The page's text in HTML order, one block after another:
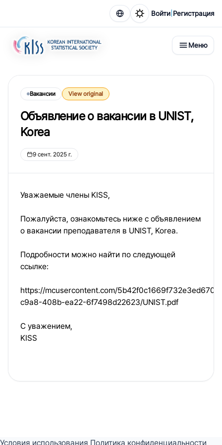
Войти Регистрация
Меню
Вакансии View original
Объявление о вакансии в UNIST,
Korea
9 сент. 2025 г.
Уважаемые члены KISS,
Пожалуйста, ознакомьтесь ниже с объявлением
о вакансии преподавателя в UNIST, Korea.
Подробности можно найти по следующей
ссылке:
https://mcusercontent.com/
c9a8-408b-ea22-6f7498d22623/UNIST.pdf
С уважением,
KISS
Условия использования Политика конфиденциальности